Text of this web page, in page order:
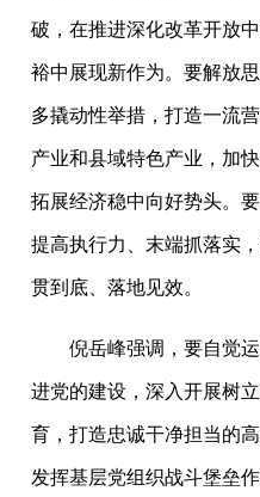
破，在推进深化改革开放
裕中展现新作为。要解放
多撬动性举措，打造一流
产业和县域特色产业，加
拓展经济稳中向好势头。
提高执行力、末端抓落实
贯到底、落地见效。
倪岳峰强调，要自觉运
进党的建设，深入开展树
育，打造忠诚干净担当的
发挥基层党组织战斗堡垒